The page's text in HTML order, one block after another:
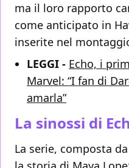
ma il loro rapporto
come anticipato in
inserite nel
LEGGI - Echo, i
Marvel: “I fan di
amarla”
La sinossi di
La serie, composta